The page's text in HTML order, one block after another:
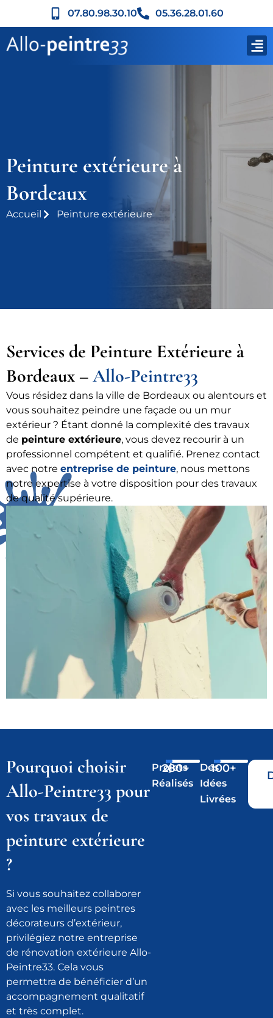
07.80.98.30.10 05.36.28.01.60
Peinture extérieure à
Bordeaux
Accueil Peinture extérieure
Services de Peinture Extérieure à
Bordeaux –Allo-Peintre33
Vous résidez dans la ville de Bordeaux ou alentours et
vous souhaitez peindre une façade ou un mur
extérieur ? Étant donné la complexité des travaux
de peinture extérieure, vous devez recourir à un
professionnel compétent et qualifié. Prenez contact
avec notre entreprise de peinture, nous mettons
notre expertise à votre disposition pour des travaux
de qualité supérieure.
Pourquoi choisir
Allo-Peintre33 pour
vos travaux de
peinture extérieure
?
Si vous souhaitez collaborer
avec les meilleurs peintres
décorateurs d’extérieur,
privilégiez notre entreprise
de rénovation extérieure Allo-
Peintre33. Cela vous
permettra de bénéficier d’un
accompagnement qualitatif
et très complet.
Projets
Réalisés
280+
Des
Idées
Livrées
100+